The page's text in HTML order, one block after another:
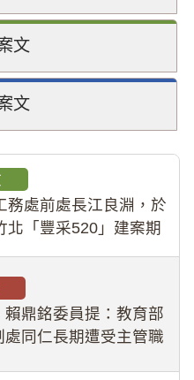
文
文
務處前處長江良淵，於
北「豐采520」建案期
，並長期收受建商餽
安全，圖利默許建商
賴鼎銘委員提：教育部
同仁長期遭受主管職